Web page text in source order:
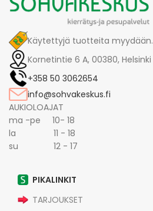
Käytettyjä tuotteita myydään.
Kornetintie 6 A, 00380, Helsinki
+358 50 3062654
info@sohvakeskus.fi
AUKIOLOAJAT
ma -pe 10- 18
la 11 - 18
su 12 - 17
PIKALINKIT
TARJOUKSET